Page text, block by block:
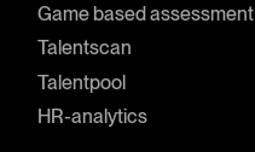
Game based assessment
Talentscan
Talentpool
HR-analytics